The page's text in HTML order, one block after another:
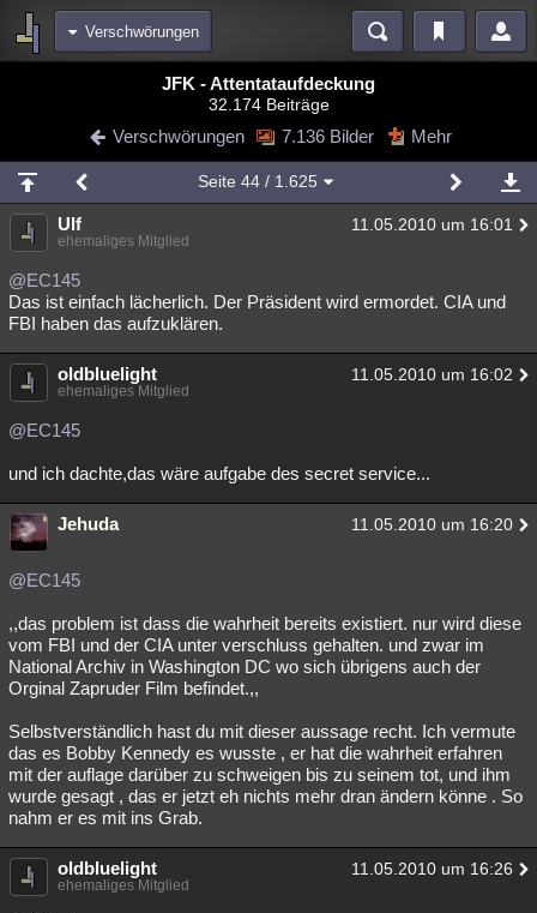
Verschwörungen
Diskussionen Blogs Videos
Chat Wiki Neuigkeiten
meine Rubriken
Menschen Mystery Kriminalfälle
Spiritualität
Natur Umfragen Unterhaltung
weitere Rubriken
Philosophie Träume
Übersichten
JFK - Attentataufdeckung
32.174 Beiträge
Verschwörungen 7.136 Bilder Mehr
Seite 44/ 1.625
Ulf 11.05.2010 um 16:01
ehemaliges Mitglied
@EC145
Das ist einfach lächerlich. Der Präsident wird ermordet. CIA und
FBI haben das aufzuklären.
oldbluelight 11.05.2010 um 16:02
ehemaliges Mitglied
@EC145
und ich dachte,das wäre aufgabe des secret service...
Jehuda 11.05.2010 um 16:20
@EC145
,,das problem ist dass die wahrheit bereits existiert. nur wird diese
vom FBI und der CIA unter verschluss gehalten. und zwar im
National Archiv in Washington DC wo sich übrigens auch der
Orginal Zapruder Film befindet.,,
Selbstverständlich hast du mit dieser aussage recht. Ich vermute
das es Bobby Kennedy es wusste , er hat die wahrheit erfahren
mit der auflage darüber zu schweigen bis zu seinem tot, und ihm
wurde gesagt , das er jetzt eh nichts mehr dran ändern könne . So
nahm er es mit ins Grab.
oldbluelight 11.05.2010 um 16:26
ehemaliges Mitglied